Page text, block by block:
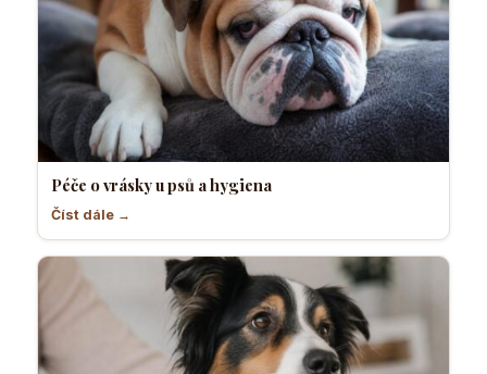
Péče o vrásky u psů a hygiena
Číst dále →